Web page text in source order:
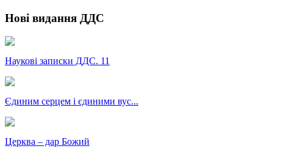
Нові видання ДДС
Наукові записки ДДС. 11
Єдиним серцем і єдиними вус...
Церква – дар Божий